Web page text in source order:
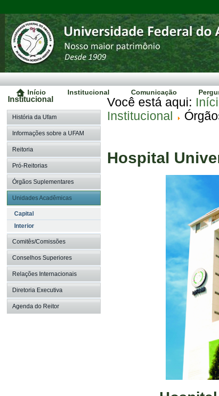
Início Institucional Comunicação
Institucional
História da Ufam
Informações sobre a UFAM
Reitoria
Pró-Reitorias
Órgãos Suplementares
Unidades Acadêmicas
Capital
Interior
Comitês/Comissões
Conselhos Superiores
Relações Internacionais
Diretoria Executiva
Agenda do Reitor
Você está aqui:
Institucional
Hospital